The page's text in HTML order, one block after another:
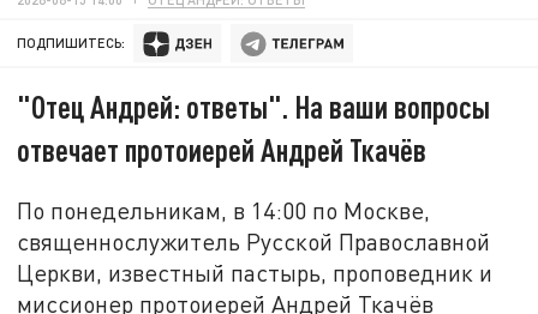
ПОДПИШИТЕСЬ:
"Отец Андрей: ответы". На ваши вопросы
отвечает протоиерей Андрей Ткачёв
По понедельникам, в 14:00 по Москве,
священнослужитель Русской Православной
Церкви, известный пастырь, проповедник и
миссионер протоиерей Андрей Ткачёв